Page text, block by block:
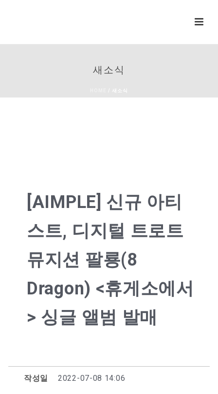
새소식
/ 새소식
[AIMPLE] 신규 아티
스트, 디지털 트로트
뮤지션 팔룡(8
Dragon) <휴게소에서
> 싱글 앨범 발매
작성일 2022-07-08 14:06